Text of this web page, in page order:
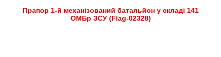
Прапор 1-й механізований батальйон у складі 141
ОМБр ЗСУ (Flag-02328)